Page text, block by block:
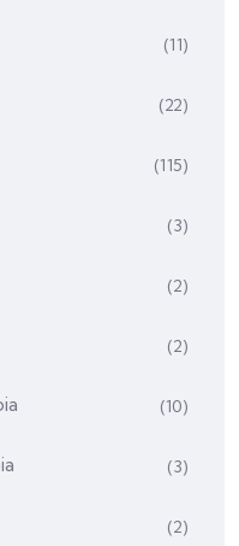
(11)
(22)
(115)
(3)
(2)
(2)
(10)
(3)
(2)